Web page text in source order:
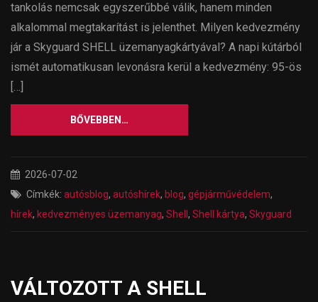
tankolás nemcsak egyszerűbbé válik, hanem minden
alkalommal megtakarítást is jelenthet. Milyen kedvezmény
jár a Skyguard SHELL üzemanyagkártyával? A napi kútárból
ismét automatikusan levonásra kerül a kedvezmény: 95-ös
[…]
BŐVEBBEN…
2026-07-02
Címkék: autósblog, autóshírek, blog, gépjárművédelem,
hírek, kedvezményes üzemanyag, Shell , Shell kártya, Skyguard
VÁLTOZOTT A SHELL